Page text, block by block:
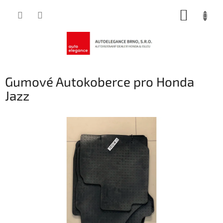
Gumové Autokoberce pro Honda
Jazz